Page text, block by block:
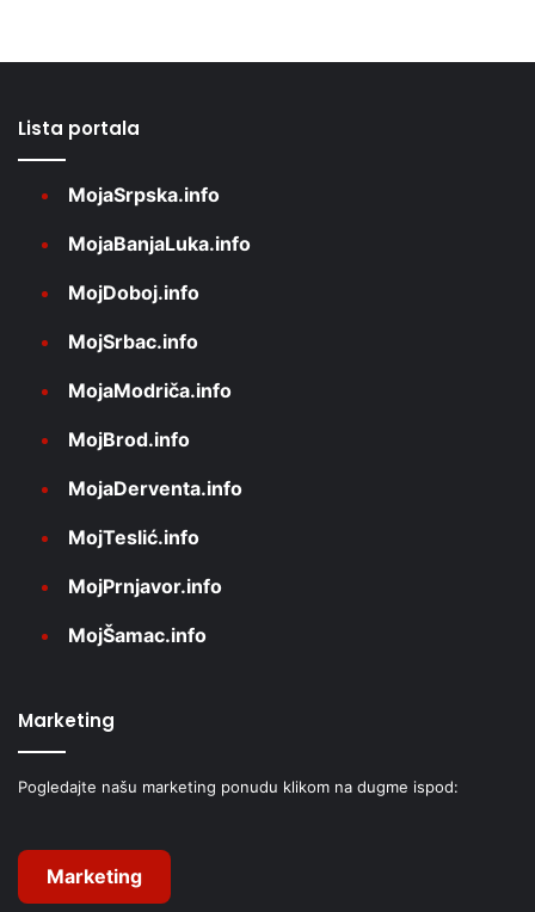
Lista portala
MojaSrpska.info
MojaBanjaLuka.info
MojDoboj.info
MojSrbac.info
MojaModriča.info
MojBrod.info
MojaDerventa.info
MojTeslić.info
MojPrnjavor.info
MojŠamac.info
Marketing
Pogledajte našu marketing ponudu klikom na dugme ispod:
Marketing